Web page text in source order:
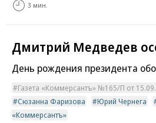
3 мин.
Дмитрий Медведев
День рождения президента
Газета «Коммерсантъ» №165/П от
Сюзанна Фаризова
Юрий Чернега
«Коммерсантъ»